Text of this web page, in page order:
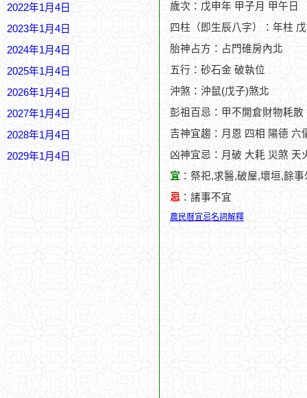
2022年1月4日
2023年1月4日
2024年1月4日
2025年1月4日
2026年1月4日
2027年1月4日
2028年1月4日
2029年1月4日
歲次：戊申年 甲子月 甲午日
四柱（即生辰八字）：年柱
胎神占方：占門碓房內北
五行：砂石金 破執位
沖煞：沖鼠(戊子)煞北
彭祖百忌：甲不開倉財物耗
吉神宜趨：月恩 四相 陽德 六
凶神宜忌：月破 大耗 災煞 天
宜 ：祭祀,求醫,破屋,壞垣,餘事
忌 ：諸事不宜
農民曆宜忌名詞解釋